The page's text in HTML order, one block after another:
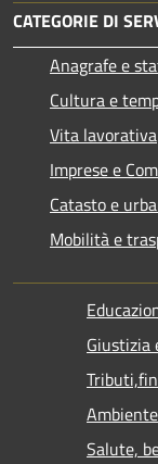
CATEGORIE DI
Anagrafe e
Cultura e
Vita lavorativa
Imprese e
Catasto e
Mobilità e
Giustizia
Ambiente
Salute,